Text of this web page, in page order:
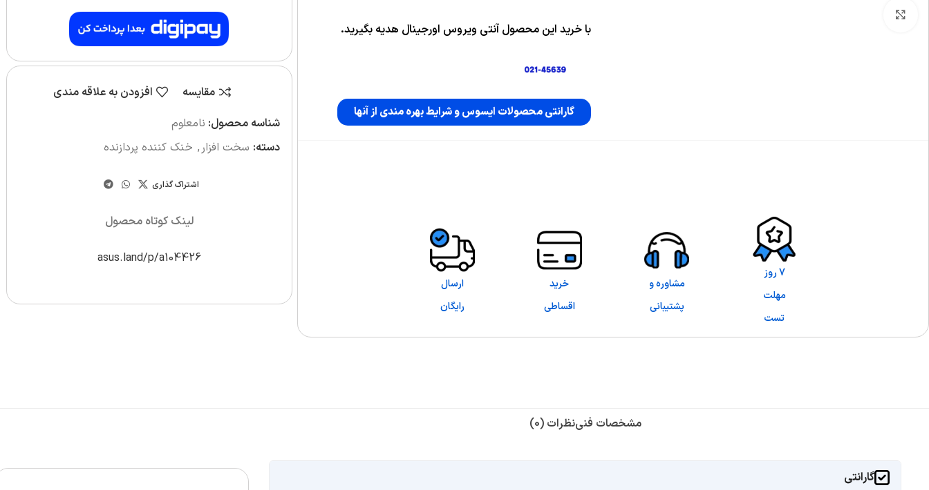
با خرید این محصول آنتی ویروس اورجینال هدیه بگیرید.
گارانتی محصولات ایسوس و شرایط بهره مندی از آنها
7 روز
مهلت
تست
مشاوره و
پشتیبانی
خرید
اقساطی
ارسال
رایگان
مقایسه
افزودن به علاقه مندی
شناسه محصول: نامعلوم
دسته: سخت افزار, خنک کننده پردازنده
اشتراک گذاری
لینک کوتاه محصول
asus.land/p/a104426
مشخصات فنینظرات (0)
گارانتی